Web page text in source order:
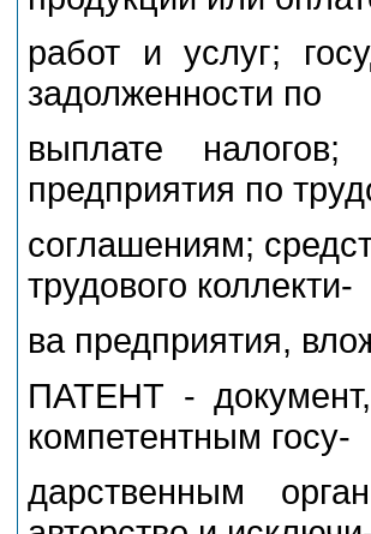
работ и услуг;
задолженности по
выплате налогов;
предприятия по
соглашениям;
трудового коллекти-
ва предприятия,
ПАТЕНТ -
компетентным госу-
дарственным